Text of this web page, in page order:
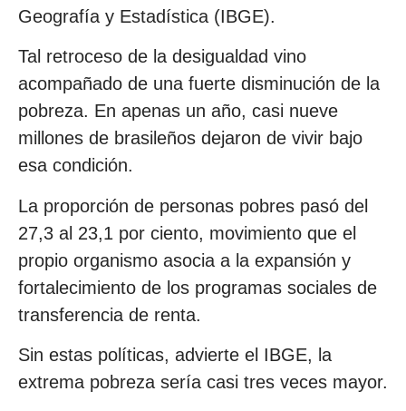
Geografía y Estadística (IBGE).
Tal retroceso de la desigualdad vino
acompañado de una fuerte disminución de la
pobreza. En apenas un año, casi nueve
millones de brasileños dejaron de vivir bajo
esa condición.
La proporción de personas pobres pasó del
27,3 al 23,1 por ciento, movimiento que el
propio organismo asocia a la expansión y
fortalecimiento de los programas sociales de
transferencia de renta.
Sin estas políticas, advierte el IBGE, la
extrema pobreza sería casi tres veces mayor.